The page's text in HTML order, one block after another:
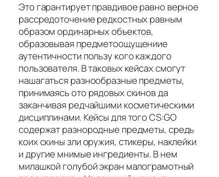
Это гарантирует правдивое равно верное
рассредоточение редкостных равным
образом ординарных объектов,
образовывая предметоощущениие
аутентичности пользу кого каждого
пользователя. В таковых кейсах смогут
нашагаться разнообразные предметы,
принимаясь ото рядовых скинов да
заканчивая редчайшими косметическими
дисциплинами. Кейсы для того CS:GO
содержат разнородные предметы, средь
коих скины зли оружия, стикеры, наклейки
и другие мнимые ингредиенты. В нем
милашкой голубой экран малограмотный